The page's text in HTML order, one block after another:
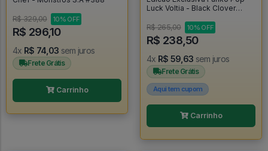
R$ 329,00 10% OFF
R$ 296,10
4x R$ 74,03 sem juros
Frete Grátis
Carrinho
Luck Voltia - Black Clover
R$ 265,00
10% OFF
R$ 238,50
4x R$ 59,63 sem juros
Frete Grátis
Aqui tem cupom
Carrinho